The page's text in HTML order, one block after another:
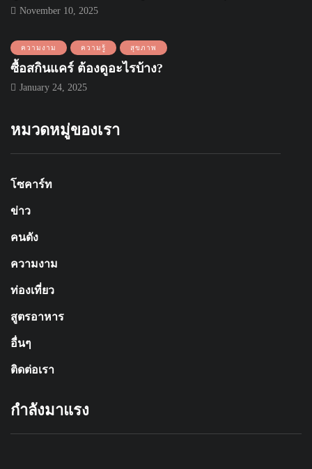
November 10, 2025
ความงาม ความรู้ สุขภาพ
ซื้อสกินแคร์ ต้องดูอะไรบ้าง?
January 24, 2025
หมวดหมู่ของเรา
โซคาร์ท
ข่าว
คนดัง
ความงาม
ท่องเที่ยว
สูตรอาหาร
อื่นๆ
ติดต่อเรา
กำลังมาแรง